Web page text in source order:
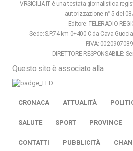
VRSICILIA.IT è una testata giornalistica
autorizzazione n° 5 del
Editore: TELERADIO
Sede: S.P.74 km 0+400 C.da Cava
P.IVA:
DIRETTORE RESPONSABILE:
Questo sito è associato alla
CRONACA ATTUALITÀ
SALUTE SPORT PROVINCE
CONTATTI PUBBLICITÀ